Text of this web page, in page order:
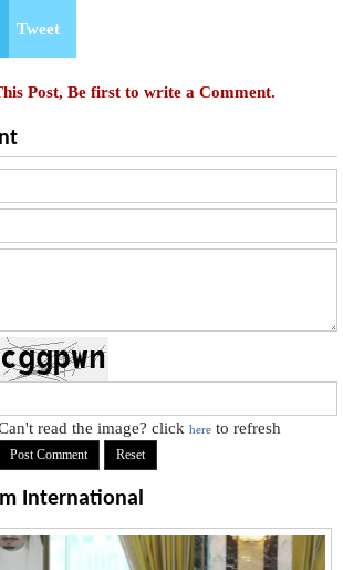
Tweet
Post, Be first to write a Comment.
read the image? clickhere to refresh
International